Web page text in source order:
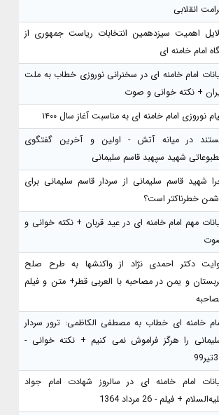
انقلابی
اهمیت سیزدهمین انتخابات ریاست جمهوری از
امام خامنه ای
امام خامنه ای در سخنرانی نوروزی خطاب به ملت
+ نکته خوانی و صوت
نوروزی امام خامنه ای به مناسبت آغاز سال ۱۴۰۰
در میانه آتش - اولین و آخرین گفتگوی
شهید سپهبد قاسم سلیمانی
شهید قاسم سلیمانی از سردار قاسم سلیمانی برای
خطرناکتر است؟
مهم امام خامنه ای در عید قربان + نکته خوانی و
دکتر احمدی نژاد از واکنشها به طرح صلح
و یمن در مصاحبه با العربی قطر+ متن و فیلم
خامنه ای خطاب به مصطفی الکاظمی: ترور سردار
را هرگز فراموش نمی کنیم + نکته خوانی -
امام خامنه ای در سالروز شهادت امام جواد
+ فیلم - 26 مرداد 1364